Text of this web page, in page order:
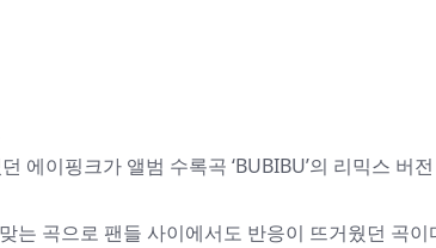
에이핑크가 앨범 수록곡 ‘BUBIBU’의 리믹스 버
는 곡으로 팬들 사이에서도 반응이 뜨거웠던 곡이